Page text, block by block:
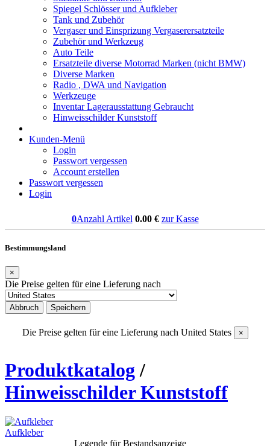
Spiegel Schlösser und Aufkleber
Tank und Zubehör
Vergaser und Einsprizung Vergaserersatzteile
Zubehör und Werkzeug
Auto Teile
Ersatzteile diverse Motorrad Marken (nicht BMW)
Diverse Marken
Radio , DWA und Navigation
Werkzeuge
Inventar Lagerausstattung Gebraucht
Hinweisschilder Kunststoff
Kunden-Menü
Login
Passwort vergessen
Account erstellen
Passwort vergessen
Login
0Anzahl Artikel 0.00€ zur Kasse
Bestimmungsland
×
Die Preise gelten für eine Lieferung nach
Abbruch Speichern
Die Preise gelten für eine Lieferung nach United States ×
Produktkatalog /
Hinweisschilder Kunststoff
Aufkleber
Legende für Bestandsanzeige